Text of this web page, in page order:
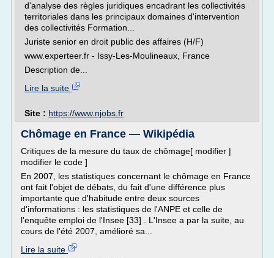
d'analyse des règles juridiques encadrant les collectivités
territoriales dans les principaux domaines d'intervention
des collectivités Formation...
Juriste senior en droit public des affaires (H/F)
www.experteer.fr - Issy-Les-Moulineaux, France
Description de...
Lire la suite
Site : https://www.njobs.fr
Chômage en France — Wikipédia
Critiques de la mesure du taux de chômage[ modifier |
modifier le code ]
En 2007, les statistiques concernant le chômage en France
ont fait l'objet de débats, du fait d'une différence plus
importante que d'habitude entre deux sources
d'informations : les statistiques de l'ANPE et celle de
l'enquête emploi de l'Insee [33] . L'Insee a par la suite, au
cours de l'été 2007, amélioré sa...
Lire la suite